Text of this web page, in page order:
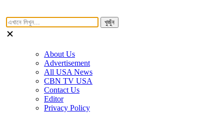
খুজুঁন
About Us
Advertisement
All USA News
CBN TV USA
Contact Us
Editor
Privacy Policy